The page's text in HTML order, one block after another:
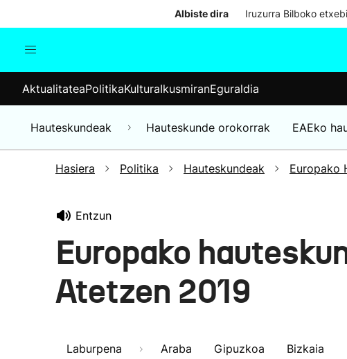
Albiste dira Iruzurra Bilboko
Munduko albisteak
Hauteskundeak
AktualitateaPolitikaKulturaIkusmiranEguraldia
Hauteskundeak Hauteskunde orokorrak EAEko
Hasiera Politika Hauteskundeak Europako
Entzun
Europako
Atetzen 2019
Laburpena Araba Gipuzkoa Bizkaia